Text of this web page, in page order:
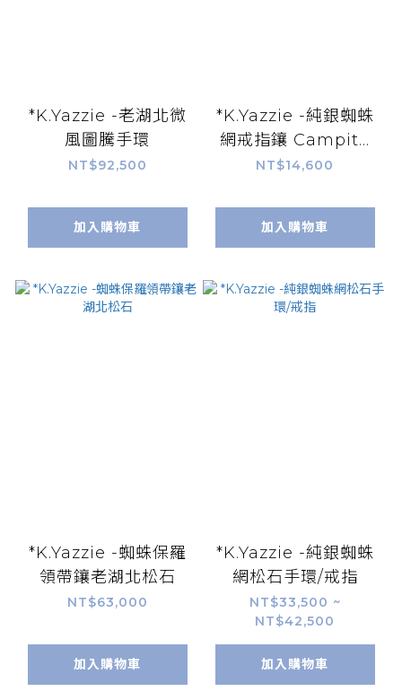
*K.Yazzie -老湖北微
風圖騰手環
NT$92,500
加入購物車
*K.Yazzie -純銀蜘蛛
網戒指鑲 Campito
松石
NT$14,600
加入購物車
*K.Yazzie -蜘蛛保羅
領帶鑲老湖北松石
NT$63,000
加入購物車
*K.Yazzie -純銀蜘蛛
網松石手環/戒指
NT$33,500 ~
NT$42,500
加入購物車